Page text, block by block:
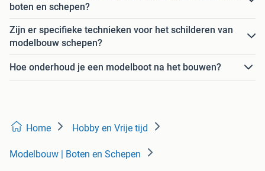
boten en schepen?
Zijn er specifieke technieken voor het schilderen van
modelbouw schepen?
Hoe onderhoud je een modelboot na het bouwen?
Home Hobby en Vrije tijd
Modelbouw | Boten en Schepen